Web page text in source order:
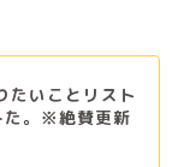
たいことリスト
。※絶賛更新